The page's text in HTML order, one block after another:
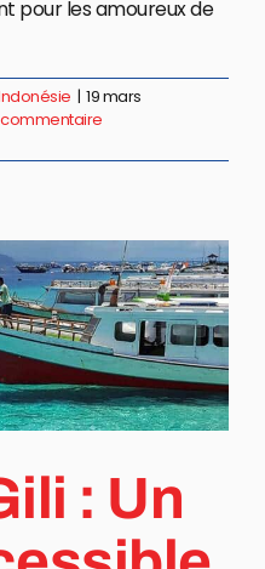
pour les amoureux de
| 19 mars
: Un